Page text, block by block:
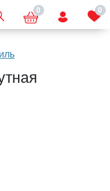
0 0